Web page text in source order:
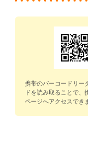
携帯のバーコードリー
ドを読み取ることで、
ページへアクセスでき